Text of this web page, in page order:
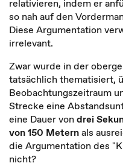
relativieren, indem er
so nah auf den
Diese Argumentation
irrelevant.
Zwar wurde in der
tatsächlich thematisiert,
Beobachtungszeitraum
Strecke eine
eine Dauer vondrei
von 150 Meternals
die Argumentation des
nicht?